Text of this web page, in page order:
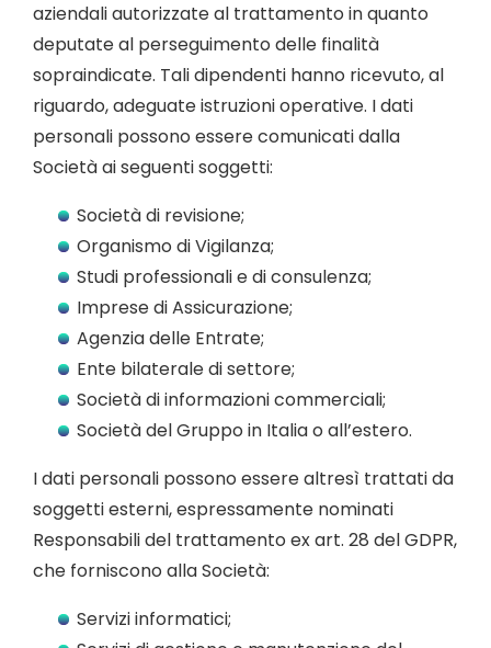
aziendali autorizzate al trattamento in quanto
deputate al perseguimento delle finalità
sopraindicate. Tali dipendenti hanno ricevuto, al
riguardo, adeguate istruzioni operative. I dati
personali possono essere comunicati dalla
Società ai seguenti soggetti:
Società di revisione;
Organismo di Vigilanza;
Studi professionali e di consulenza;
Imprese di Assicurazione;
Agenzia delle Entrate;
Ente bilaterale di settore;
Società di informazioni commerciali;
Società del Gruppo in Italia o all’estero.
I dati personali possono essere altresì trattati da
soggetti esterni, espressamente nominati
Responsabili del trattamento ex art. 28 del GDPR,
che forniscono alla Società:
Servizi informatici;